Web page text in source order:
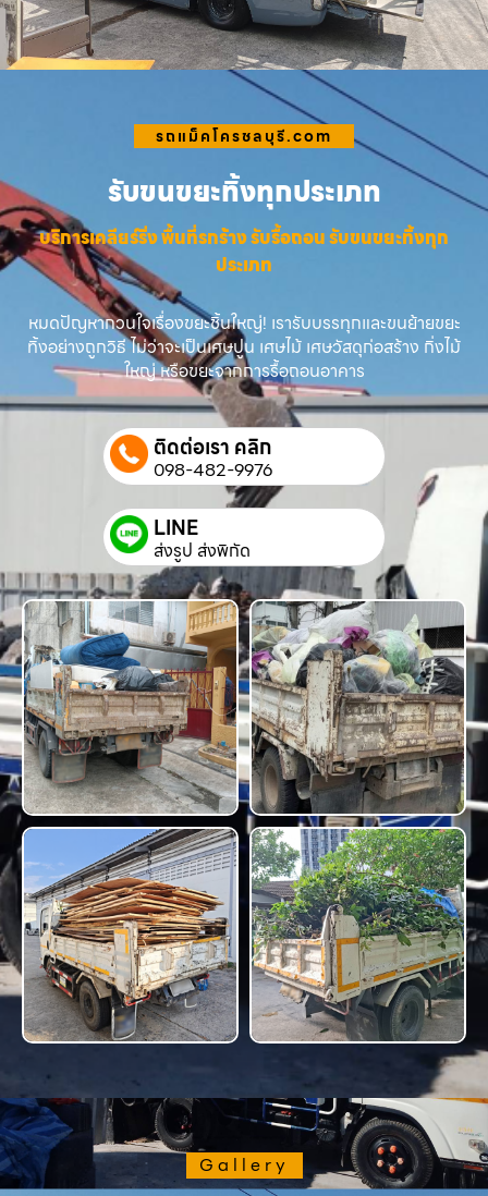
รถแม็คโครชลบุรี.com
รับขนขยะทิ้งทุกประเภท
บริการเคลียร์ริ่ง พื้นที่รกร้าง รับรื้อถอน รับขนขยะทิ้งทุก
ประเภท
หมดปัญหากวนใจเรื่องขยะชิ้นใหญ่! เรารับบรรทุกและขนย้ายขยะ
ทิ้งอย่างถูกวิธี ไม่ว่าจะเป็นเศษปูน เศษไม้ เศษวัสดุก่อสร้าง กิ่งไม้
ใหญ่ หรือขยะจากการรื้อถอนอาคาร
ติดต่อเรา คลิก
098-482-9976
LINE
ส่งรูป ส่งพิกัด
Gallery